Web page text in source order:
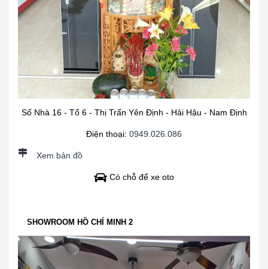
Số Nhà 16 - Tổ 6 - Thị Trấn Yên Định - Hải Hậu - Nam Định
Điện thoại: 0949.026.086
Xem bản đồ
Có chỗ để xe oto
SHOWROOM HỒ CHÍ MINH 2